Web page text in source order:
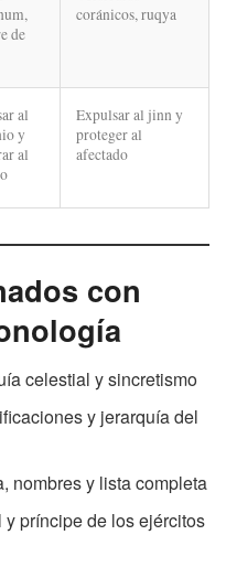
de
coránicos, ruqya
al
y
al
Expulsar al jinn y
proteger al
afectado
con
celestial y sincretismo
y jerarquía del
nombres y lista completa
príncipe de los ejércitos